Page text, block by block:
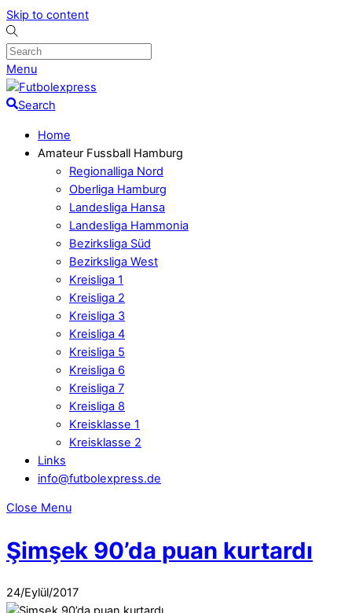
Skip to content
Menu
Search
Home
Amateur Fussball Hamburg
Regionalliga Nord
Oberliga Hamburg
Landesliga Hansa
Landesliga Hammonia
Bezirksliga Süd
Bezirksliga West
Kreisliga 1
Kreisliga 2
Kreisliga 3
Kreisliga 4
Kreisliga 5
Kreisliga 6
Kreisliga 7
Kreisliga 8
Kreisklasse 1
Kreisklasse 2
Links
info@futbolexpress.de
Close Menu
Şimşek 90’da puan kurtardı
24/Eylül/2017
WhatsApp